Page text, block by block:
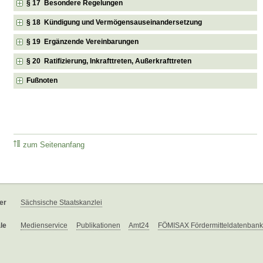
§ 17 Besondere Regelungen
§ 18 Kündigung und Vermögensauseinandersetzung
§ 19 Ergänzende Vereinbarungen
§ 20 Ratifizierung, Inkrafttreten, Außerkrafttreten
Fußnoten
zum Seitenanfang
Sächsische Staatskanzlei
Medienservice Publikationen Amt24 FÖMISAX Fördermitteldatenbank